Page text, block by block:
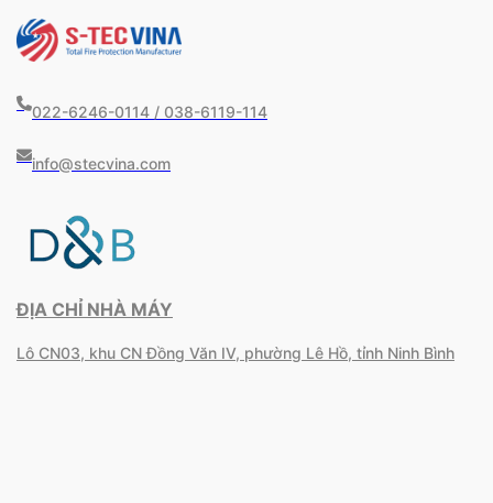
022-6246-0114 / 038-6119-114
info@stecvina.com
ĐỊA CHỈ NHÀ MÁY
Lô CN03, khu CN Đồng Văn IV, phường Lê Hồ, tỉnh Ninh Bình